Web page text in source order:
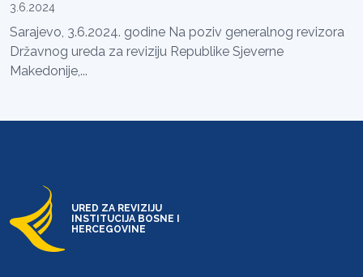
3.6.2024
Sarajevo, 3.6.2024. godine Na poziv generalnog revizora
Državnog ureda za reviziju Republike Sjeverne
Makedonije,...
URED ZA REVIZIJU
INSTITUCIJA BOSNE I
HERCEGOVINE